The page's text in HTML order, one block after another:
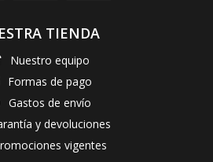
TIENDA
Nuestro equipo
Formas de pago
Gastos de envío
y devoluciones
vigentes